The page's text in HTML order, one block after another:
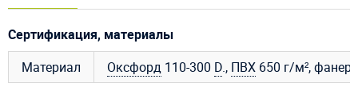
Сертификация, материалы
Материал
Оксфорд 110-300 D., ПВХ 650 г/м², фанера